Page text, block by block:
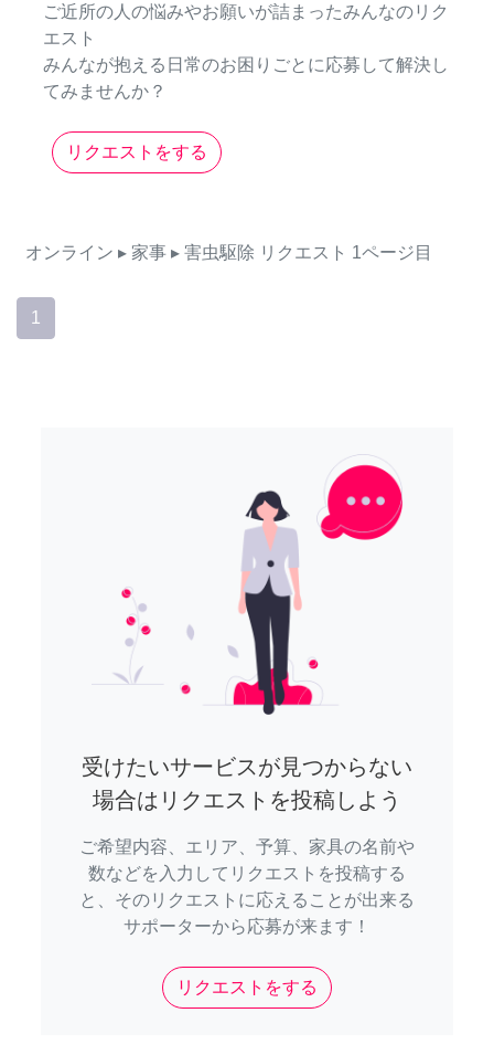
ご近所の人の悩みやお願いが詰まったみんなのリク
エスト
みんなが抱える日常のお困りごとに応募して解決し
てみませんか？
リクエストをする
オンライン ▸ 家事 ▸ 害虫駆除 リクエスト 1ページ目
1
受けたいサービスが見つからない
場合はリクエストを投稿しよう
ご希望内容、エリア、予算、家具の名前や
数などを入力してリクエストを投稿する
と、そのリクエストに応えることが出来る
サポーターから応募が来ます！
リクエストをする